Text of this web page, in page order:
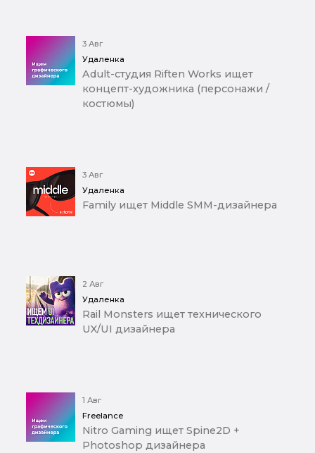
3 Авг
Удаленка
Adult-студия Riften Works ищет
концепт-художника (персонажи /
костюмы)
3 Авг
Удаленка
Family ищет Middle SMM-дизайнера
2 Авг
Удаленка
Rail Monsters ищет технического
UX/UI дизайнера
1 Авг
Freelance
Nitro Gaming ищет Spine2D +
Photoshop дизайнера